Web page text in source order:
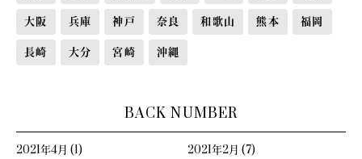
大阪 兵庫 神戸 奈良 和歌山 熊本 福岡
長崎 大分 宮崎 沖縄
BACK NUMBER
2021年4月 (1) 2021年2月 (7)